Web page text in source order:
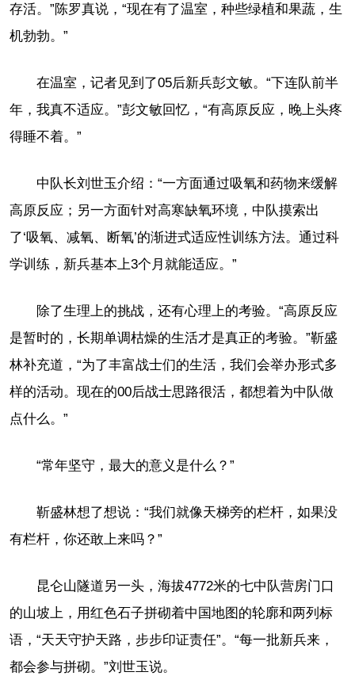
存活。”陈罗真说，“现在有了温室，种些绿植和果蔬，生
机勃勃。”
在温室，记者见到了05后新兵彭文敏。“下连队前半
年，我真不适应。”彭文敏回忆，“有高原反应，晚上头疼
得睡不着。”
中队长刘世玉介绍：“一方面通过吸氧和药物来缓解
高原反应；另一方面针对高寒缺氧环境，中队摸索出
了‘吸氧、减氧、断氧’的渐进式适应性训练方法。通过科
学训练，新兵基本上3个月就能适应。”
除了生理上的挑战，还有心理上的考验。“高原反应
是暂时的，长期单调枯燥的生活才是真正的考验。”靳盛
林补充道，“为了丰富战士们的生活，我们会举办形式多
样的活动。现在的00后战士思路很活，都想着为中队做
点什么。”
“常年坚守，最大的意义是什么？”
靳盛林想了想说：“我们就像天梯旁的栏杆，如果没
有栏杆，你还敢上来吗？”
昆仑山隧道另一头，海拔4772米的七中队营房门口
的山坡上，用红色石子拼砌着中国地图的轮廓和两列标
语，“天天守护天路，步步印证责任”。“每一批新兵来，
都会参与拼砌。”刘世玉说。